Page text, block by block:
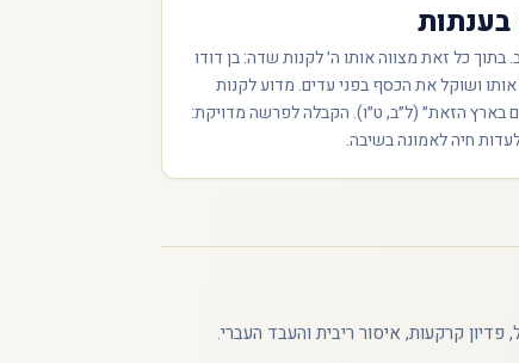
בענתות
בתוך כל זאת מצווה אותו ה׳ לקנות שדה: בן דודו
ושוקל את הכסף בפני עדים. מדוע לקנות
בארץ הזאת״ (ל״ב, ט״ו). הקבלה לפרשה מדויקת:
חיה לאמונה בשיבה.
קרקעות, איסור ריבית והעבד העברי.